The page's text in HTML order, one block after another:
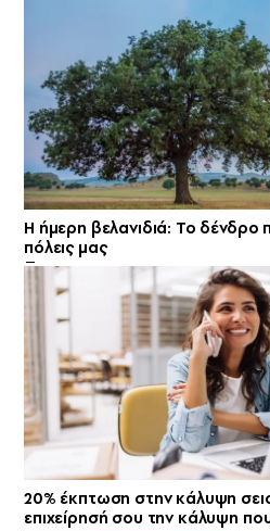
Η ήμερη βελανιδιά: Το δένδρο
πόλεις μας
20% έκπτωση στην κάλυψη
επιχείρησή σου την κάλυψη που